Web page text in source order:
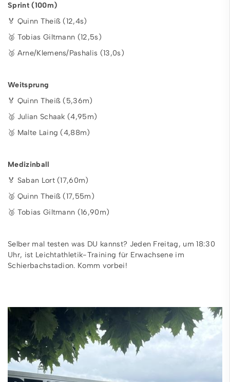
Sprint (100m)
🏅 Quinn Theiß (12,4s)
🥈 Tobias Giltmann (12,5s)
🥉 Arne/Klemens/Pashalis (13,0s)
Weitsprung
🏅 Quinn Theiß (5,36m)
🥈 Julian Schaak (4,95m)
🥉 Malte Laing (4,88m)
Medizinball
🏅 Saban Lort (17,60m)
🥈 Quinn Theiß (17,55m)
🥉 Tobias Giltmann (16,90m)
Selber mal testen was DU kannst? Jeden Freitag, um 18:30
Uhr, ist Leichtathletik-Training für Erwachsene im
Schierbachstadion. Komm vorbei!